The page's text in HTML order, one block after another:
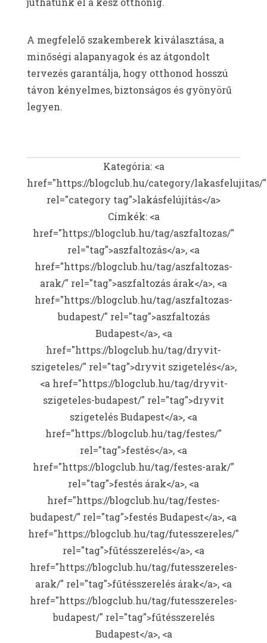
A megfelelő szakemberek kiválasztása, a
minőségi alapanyagok és az átgondolt
tervezés garantálja, hogy otthonod hosszú
távon kényelmes, biztonságos és gyönyörű
legyen.
Kategória: <a
href="https://blogclub.hu/category/lakasfelujitas/"
rel="category tag">lakásfelújítás</a>
Címkék: <a
href="https://blogclub.hu/tag/aszfaltozas/"
rel="tag">aszfaltozás</a>, <a
href="https://blogclub.hu/tag/aszfaltozas-
arak/" rel="tag">aszfaltozás árak</a>, <a
href="https://blogclub.hu/tag/aszfaltozas-
budapest/" rel="tag">aszfaltozás
Budapest</a>, <a
href="https://blogclub.hu/tag/dryvit-
szigeteles/" rel="tag">dryvit szigetelés</a>,
<a href="https://blogclub.hu/tag/dryvit-
szigeteles-budapest/" rel="tag">dryvit
szigetelés Budapest</a>, <a
href="https://blogclub.hu/tag/festes/"
rel="tag">festés</a>, <a
href="https://blogclub.hu/tag/festes-arak/"
rel="tag">festés árak</a>, <a
href="https://blogclub.hu/tag/festes-
budapest/" rel="tag">festés Budapest</a>, <a
href="https://blogclub.hu/tag/futesszereles/"
rel="tag">fűtésszerelés</a>, <a
href="https://blogclub.hu/tag/futesszereles-
arak/" rel="tag">fűtésszerelés árak</a>, <a
href="https://blogclub.hu/tag/futesszereles-
budapest/" rel="tag">fűtésszerelés
Budapest</a>, <a